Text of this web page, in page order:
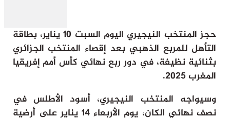
حجز المنتخب النيجيري اليوم السبت 10 يناير، بطاقة
التأهل للمربع الذهبي بعد إقصاء المنتخب الجزائري
بثنائية نظيفة، في دور ربع نهائي كأس أمم إفريقيا
المغرب 2025.
وسيواجه المنتخب النيجيري، أسود الأطلس في
نصف نهائي الكان، يوم الأربعاء 14 يناير على أرضية